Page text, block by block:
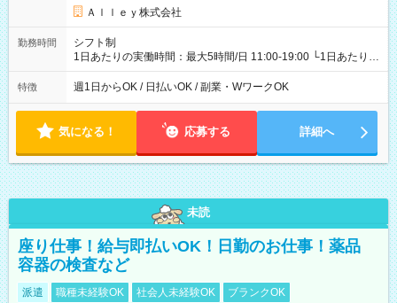
Ａｌｌｅｙ株式会社
勤務時間
シフト制
1日あたりの実働時間：最大5時間/日 11:00-19:00 └1日あたりの
実働時間：1-5時間 └上記の時間帯内であれば、いつでも勤務可
能！ └平日・土曜日の中で、お好きな曜日でご勤務いただけま
18:00 などのように、自由な働き方が可能なお仕事です！
特徴 週1日からOK / 日払いOK / 副業・WワークOK
気になる！ 応募する 詳細へ
未読
座り仕事！給与即払いOK！日勤のお仕事！薬品
容器の検査など
派遣 職種未経験OK 社会人未経験OK
ブランクOK